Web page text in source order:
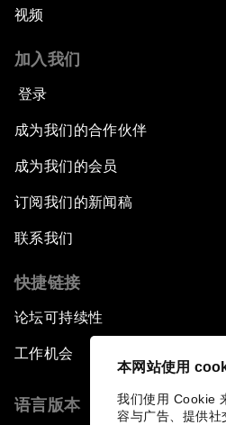
本网站使用
我们使用 Cookie
容与广告、提供社
视频
加入我们
登录
成为我们的合作伙伴
成为我们的会员
订阅我们的新闻稿
联系我们
快捷链接
论坛可持续性
工作机会
语言版本